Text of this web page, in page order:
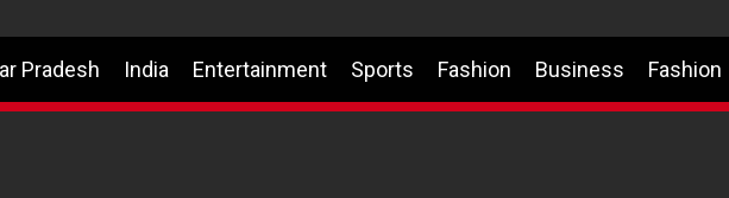
Pradesh India Entertainment Sports Fashion Business Fashion